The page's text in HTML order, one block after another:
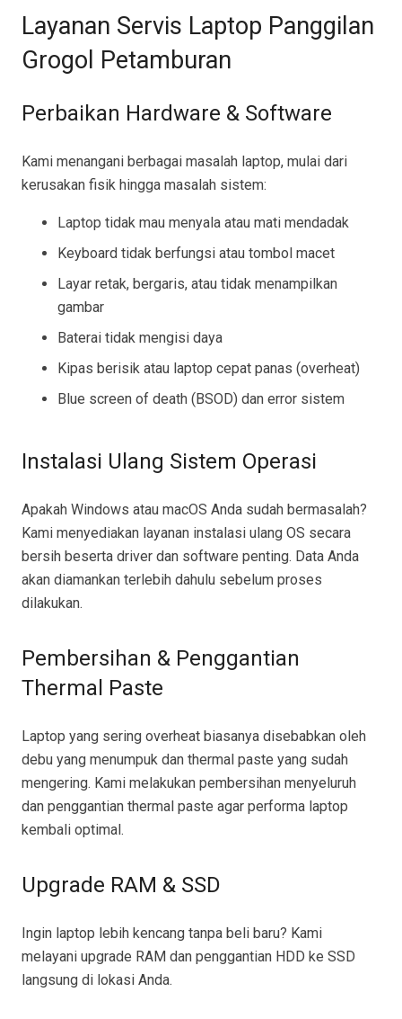
Layanan Servis Laptop Panggilan
Grogol Petamburan
Perbaikan Hardware & Software
Kami menangani berbagai masalah laptop, mulai dari
kerusakan fisik hingga masalah sistem:
Laptop tidak mau menyala atau mati mendadak
Keyboard tidak berfungsi atau tombol macet
Layar retak, bergaris, atau tidak menampilkan
gambar
Baterai tidak mengisi daya
Kipas berisik atau laptop cepat panas (overheat)
Blue screen of death (BSOD) dan error sistem
Instalasi Ulang Sistem Operasi
Apakah Windows atau macOS Anda sudah bermasalah?
Kami menyediakan layanan instalasi ulang OS secara
bersih beserta driver dan software penting. Data Anda
akan diamankan terlebih dahulu sebelum proses
dilakukan.
Pembersihan & Penggantian
Thermal Paste
Laptop yang sering overheat biasanya disebabkan oleh
debu yang menumpuk dan thermal paste yang sudah
mengering. Kami melakukan pembersihan menyeluruh
dan penggantian thermal paste agar performa laptop
kembali optimal.
Upgrade RAM & SSD
Ingin laptop lebih kencang tanpa beli baru? Kami
melayani upgrade RAM dan penggantian HDD ke SSD
langsung di lokasi Anda.